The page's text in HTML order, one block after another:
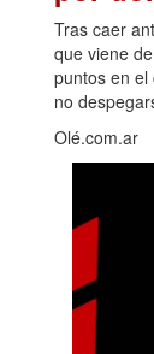
Tras caer
que viene
puntos en el
no
Olé.com.ar